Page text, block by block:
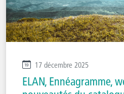
17 décembre 2025
ELAN, Ennéagramme,